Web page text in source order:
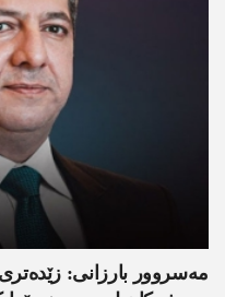
مەسروور بارزانی: